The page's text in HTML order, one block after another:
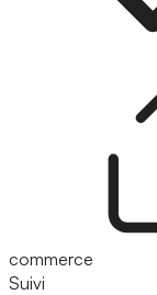
commerce
Suivi